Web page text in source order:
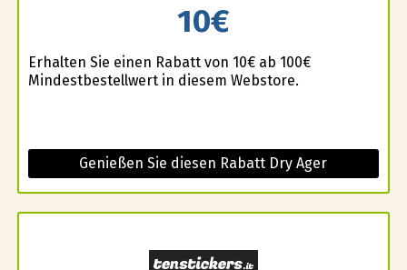
10€
Erhalten Sie einen Rabatt von 10€ ab 100€
Mindestbestellwert in diesem Webstore.
Genießen Sie diesen Rabatt Dry Ager